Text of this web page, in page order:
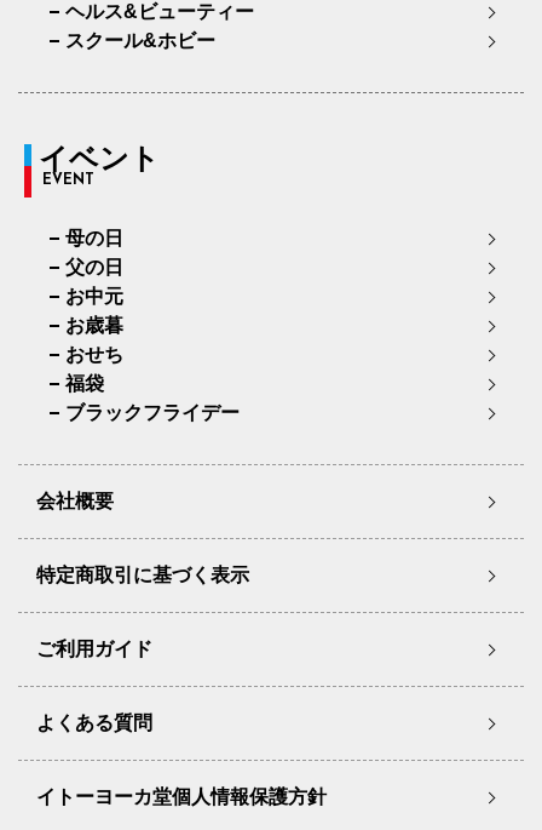
ヘルス&ビューティー
スクール&ホビー
イベント
EVENT
母の日
父の日
お中元
お歳暮
おせち
福袋
ブラックフライデー
会社概要
特定商取引に基づく表示
ご利用ガイド
よくある質問
イトーヨーカ堂個人情報保護方針